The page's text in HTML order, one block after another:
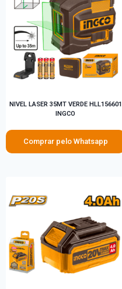
NIVEL LASER 35MT VERDE HLL156601
INGCO
Comprar pelo Whatsapp